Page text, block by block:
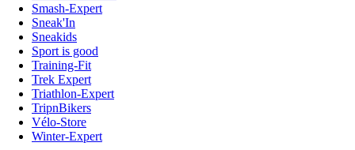
Smash-Expert
Sneak'In
Sneakids
Sport is good
Training-Fit
Trek Expert
Triathlon-Expert
TripnBikers
Vélo-Store
Winter-Expert